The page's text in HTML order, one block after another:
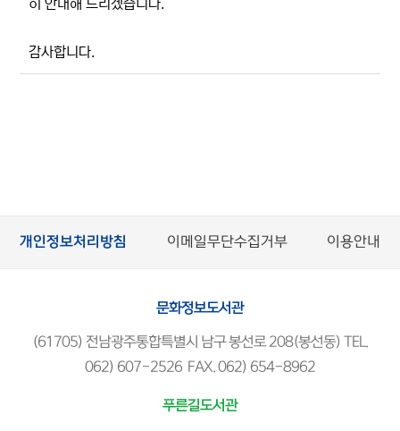
히 안내해 드리겠습니다.
감사합니다.
개인정보처리방침 이메일무단수집거부 이용안내
문화정보도서관
(61705) 전남광주통합특별시 남구 봉선로 208(봉선동) TEL.
062) 607-2526 FAX. 062) 654-8962
푸른길도서관